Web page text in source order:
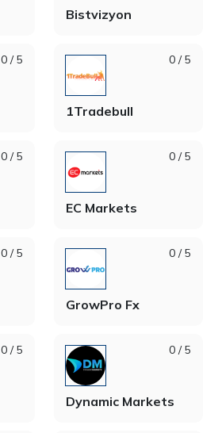
Bistvizyon
0 / 5 0 / 5
1Tradebull
0 / 5 0 / 5
EC Markets
0 / 5 0 / 5
GrowPro Fx
0 / 5 0 / 5
Dynamic Markets